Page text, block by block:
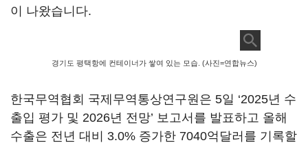
이 나왔습니다.
경기도 평택항에 컨테이너가 쌓여 있는 모습. (사진=연합뉴스)
한국무역협회 국제무역통상연구원은 5일 ‘2025년 수
출입 평가 및 2026년 전망’ 보고서를 발표하고 올해
수출은 전년 대비 3.0% 증가한 7040억달러를 기록할